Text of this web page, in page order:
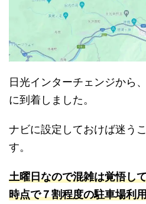
日光インターチェンジから
に到着しました。
ナビに設定しておけば迷う
す。
土曜日なので混雑は覚悟し
時点で７割程度の駐車場利